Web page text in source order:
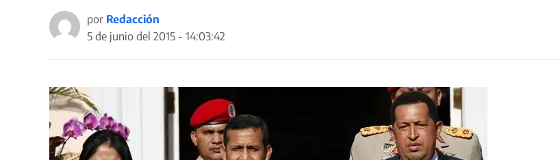
por Redacción
5 de junio del 2015 - 14:03:42